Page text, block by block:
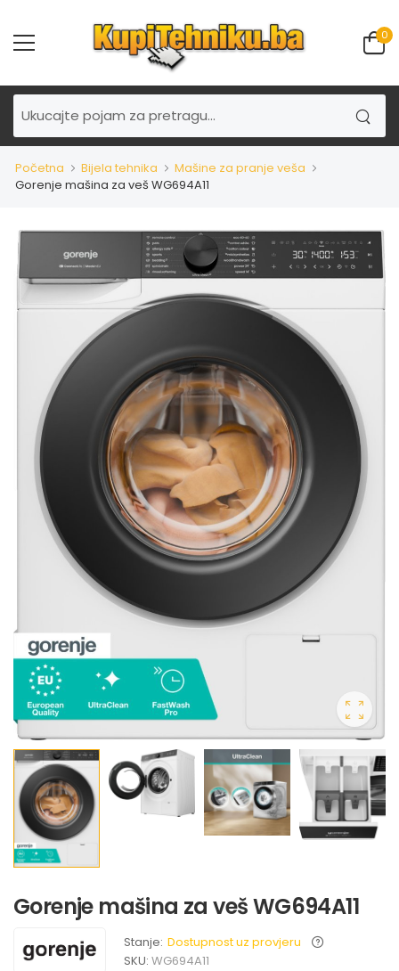
0
Početna Bijela tehnika
Mašine za pranje veša
Gorenje mašina za veš WG694A11
Gorenje mašina za veš WG694A11
Stanje: Dostupnost uz provjeru
SKU:WG694A11